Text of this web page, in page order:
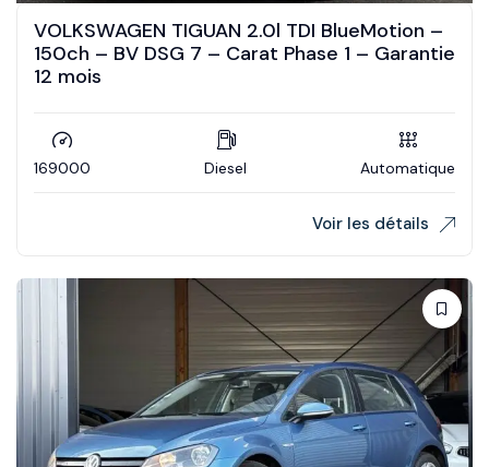
VOLKSWAGEN TIGUAN 2.0l TDI BlueMotion –
150ch – BV DSG 7 – Carat Phase 1 – Garantie
12 mois
169000 Diesel Automatique
Voir les détails